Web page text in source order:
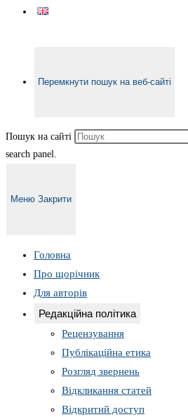
Перемкнути пошук на веб-сайті
Пошук на сайті
search panel.
Меню Закрити
Головна
Про щорічник
Для авторів
Редакційна політика
Рецензування
Публікаційна етика
Розгляд звернень
Відкликання статей
Відкритий доступ